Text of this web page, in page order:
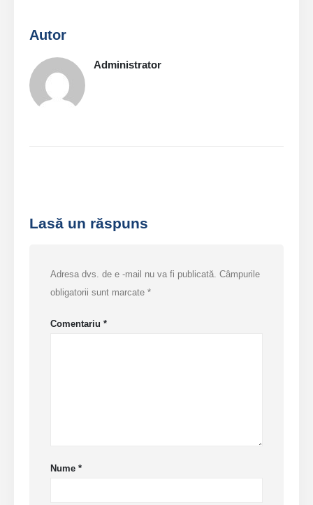
Autor
Administrator
Lasă un răspuns
Adresa dvs. de e -mail nu va fi publicată. Câmpurile
obligatorii sunt marcate*
Comentariu*
Nume*